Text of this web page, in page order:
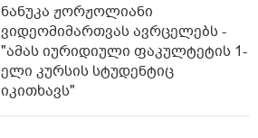
ნანუკა ჟორჟოლიანი
ვიდეომიმართვას ავრცელებს -
"ამას იურიდიული ფაკულტეტის 1-
ელი კურსის სტუდენტიც
იკითხავს"